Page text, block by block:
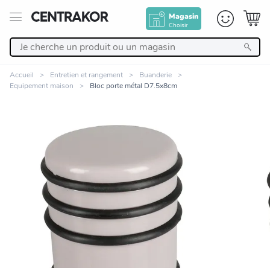
Magasin
Choisir
Décoration
Linge de maison
Meuble
Cuisine et art de la table
Salle de bain et beauté
Accueil Entretien et rangement
Buanderie
Equipement maison
Bloc porte métal D7.5x8cm
Zoomer sur l'image